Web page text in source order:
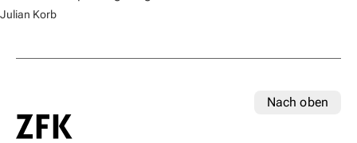
Julian Korb
Nach oben